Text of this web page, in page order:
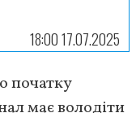
18:00 17.07.2025
початку
має володіти